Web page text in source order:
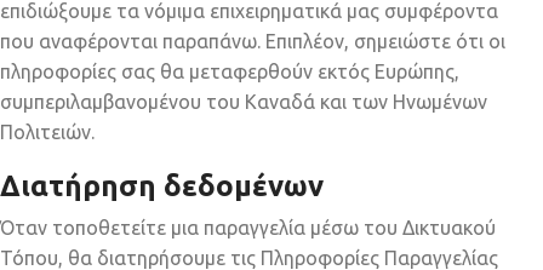
επιδιώξουμε τα νόμιμα επιχειρηματικά μας συμφέροντα
που αναφέρονται παραπάνω. Επιπλέον, σημειώστε ότι οι
πληροφορίες σας θα μεταφερθούν εκτός Ευρώπης,
συμπεριλαμβανομένου του Καναδά και των Ηνωμένων
Πολιτειών.
Διατήρηση δεδομένων
Όταν τοποθετείτε μια παραγγελία μέσω του Δικτυακού
Τόπου, θα διατηρήσουμε τις Πληροφορίες Παραγγελίας